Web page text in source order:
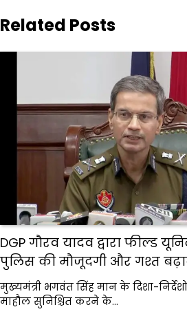
Related Posts
DGP गौरव यादव द्वारा फील्ड
पुलिस की मौजूदगी और गश्त
मुख्यमंत्री भगवंत सिंह मान के दिशा-
माहौल सुनिश्चित करने के…